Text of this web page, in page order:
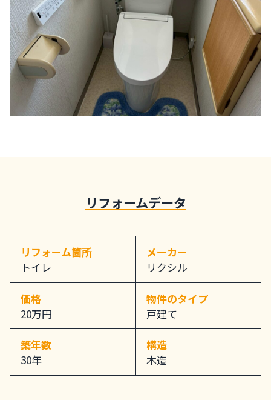
リフォームデータ
リフォーム箇所
トイレ
メーカー
リクシル
価格
20万円
物件のタイプ
戸建て
築年数
30年
構造
木造